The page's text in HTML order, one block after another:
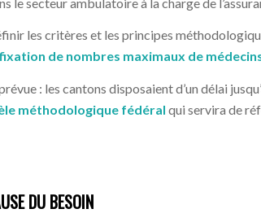
les critères et les principes
de nombres maximaux de
: les cantons disposaient d’un délai
méthodologique fédéral qui servira de
DU BESOIN